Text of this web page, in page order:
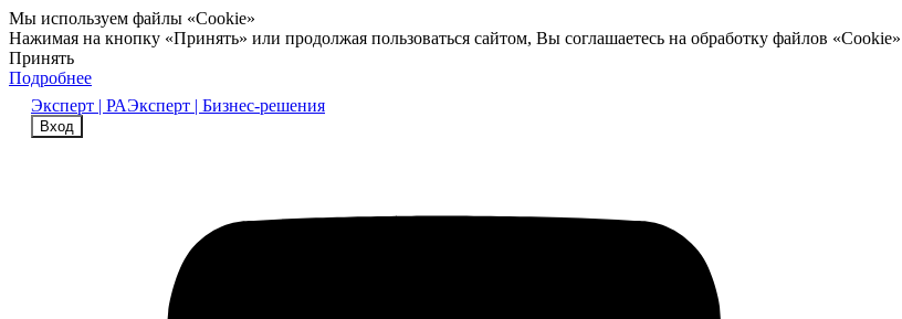
Мы используем файлы «Cookie»
Нажимая на кнопку «Принять» или продолжая пользоваться сайтом, Вы соглашаетесь на обработку файлов
Принять
Подробнее
Эксперт | РАЭксперт | Бизнес-решения
Вход